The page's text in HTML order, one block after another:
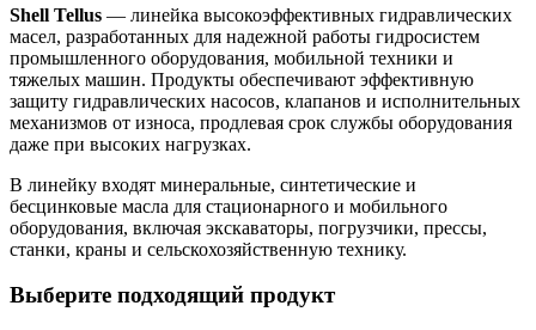
Shell Tellus — линейка высокоэффективных гидравлических
масел, разработанных для надежной работы гидросистем
промышленного оборудования, мобильной техники и
тяжелых машин. Продукты обеспечивают эффективную
защиту гидравлических насосов, клапанов и исполнительных
механизмов от износа, продлевая срок службы оборудования
даже при высоких нагрузках.
В линейку входят минеральные, синтетические и
бесцинковые масла для стационарного и мобильного
оборудования, включая экскаваторы, погрузчики, прессы,
станки, краны и сельскохозяйственную технику.
Выберите подходящий продукт